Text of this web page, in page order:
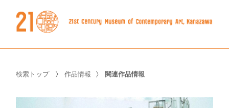
検索トップ 作品情報 関連作品情報